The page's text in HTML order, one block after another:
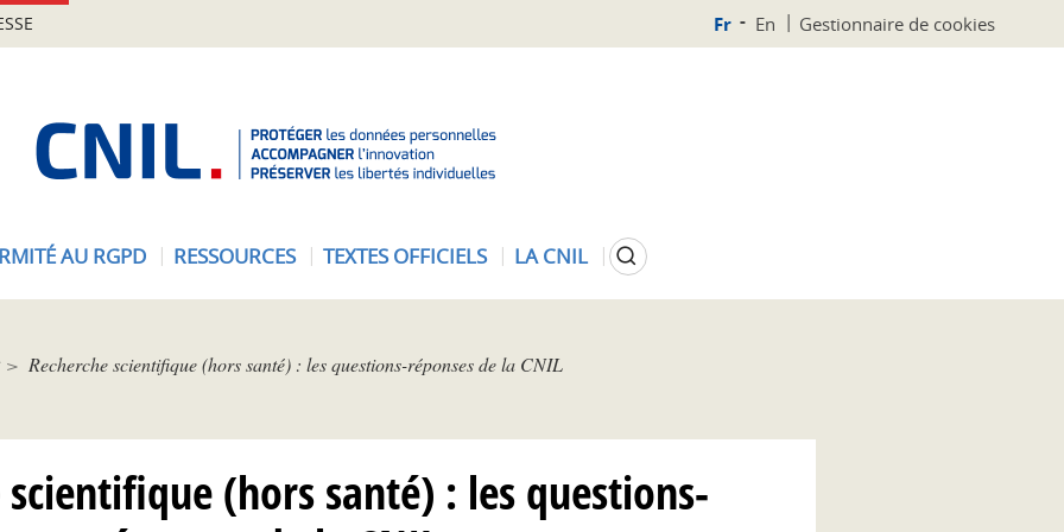
Fr En Gestionnaire de cookies
N
AU RGPD RESSOURCES TEXTES OFFICIELS LA CNIL Rechercher
Recherche scientifique (hors santé) : les questions-réponses de la CNIL
scientifique (hors santé) : les questions-